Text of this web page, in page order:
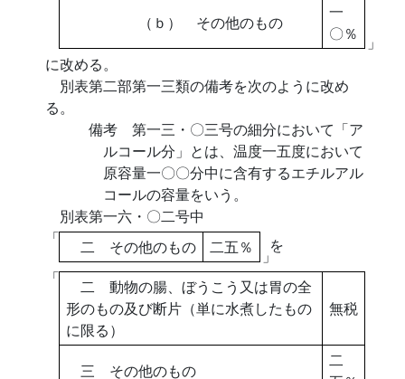
（ｂ） その他のもの
一
〇％
」
に改める。
別表第二部第一三類の備考を次のように改め
る。
備考 第一三・〇三号の細分において「ア
ルコール分」とは、温度一五度において
原容量一〇〇分中に含有するエチルアル
コールの容量をいう。
別表第一六・〇二号中
「
二 その他のもの 二五％ 」
を
「
二 動物の腸、ぼうこう又は胃の全
形のもの及び断片（単に水煮したもの
に限る）
無税
三 その他のもの
二